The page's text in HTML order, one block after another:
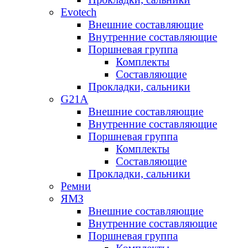
Evotech
Внешние составляющие
Внутренние составляющие
Поршневая группа
Комплекты
Составляющие
Прокладки, сальники
G21A
Внешние составляющие
Внутренние составляющие
Поршневая группа
Комплекты
Составляющие
Прокладки, сальники
Ремни
ЯМЗ
Внешние составляющие
Внутренние составляющие
Поршневая группа